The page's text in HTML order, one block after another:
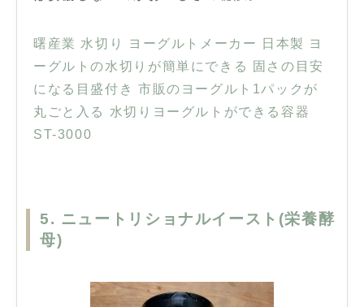
曙産業 水切り ヨーグルトメーカー 日本製 ヨ
ーグルトの水切りが簡単にできる 固さの目安
になる目盛付き 市販のヨーグルト1パックが
丸ごと入る 水切りヨーグルトができる容器
ST-3000
5. ニュートリショナルイースト(栄養酵
母)